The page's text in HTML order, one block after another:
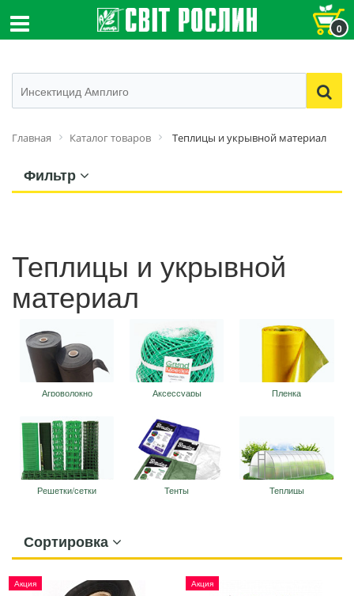
0
Главная Каталог товаров Теплицы и укрывной материал
Фильтр
Теплицы и укрывной
материал
Агроволокно Аксессуары Пленка
Решетки/сетки Тенты Теплицы
Сортировка
Акция Акция